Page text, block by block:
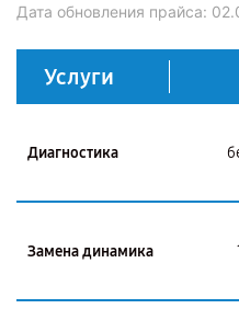
Дата обновления прайса:
Услуги
Диагностика
Замена динамика